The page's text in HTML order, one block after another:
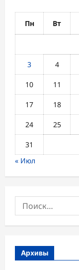
Пн
Вт
3 4
10 11
17 18
24 25
31
« Июл
Найти:
Архивы